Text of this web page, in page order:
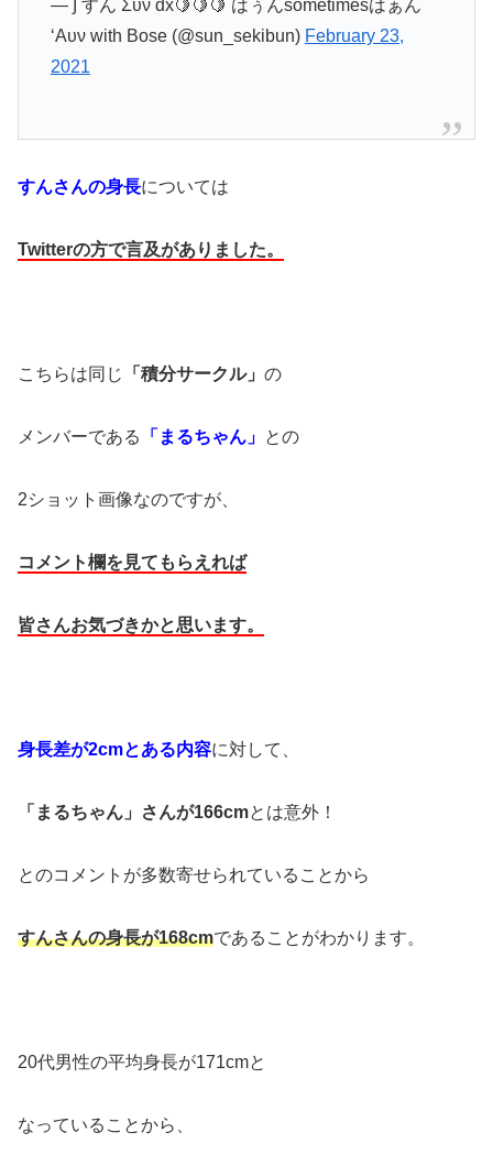
— ∫ すん Συν dx🍋🍋🍋 はぅんsometimesはぁん
‘Aυν with Bose (@sun_sekibun) February 23,
2021
すんさんの身長については
Twitterの方で言及がありました。
こちらは同じ 「積分サークル」 の
メンバーである 「まるちゃん」 との
2ショット画像なのですが、
コメント欄を見てもらえれば
皆さんお気づきかと思います。
身長差が2cmとある内容に対して、
「まるちゃん」さんが166cmとは意外！
とのコメントが多数寄せられていることから
すんさんの身長が168cmであることがわかります。
20代男性の平均身長が171cmと
なっていることから、